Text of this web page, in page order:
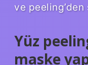
ve peeling’den
Yüz
maske